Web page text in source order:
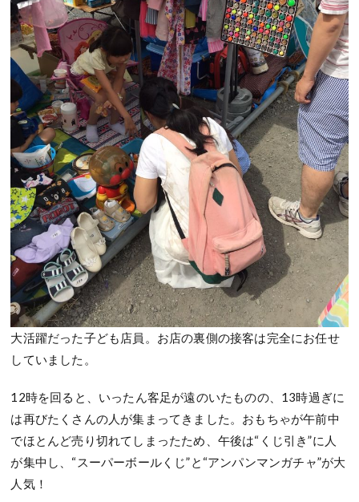
大活躍だった子ども店員。お店の裏側の接客は完全にお任せ
していました。
12時を回ると、いったん客足が遠のいたものの、13時過ぎに
は再びたくさんの人が集まってきました。おもちゃが午前中
でほとんど売り切れてしまったため、午後は“くじ引き”に人
が集中し、“スーパーボールくじ”と“アンパンマンガチャ”が大
人気！